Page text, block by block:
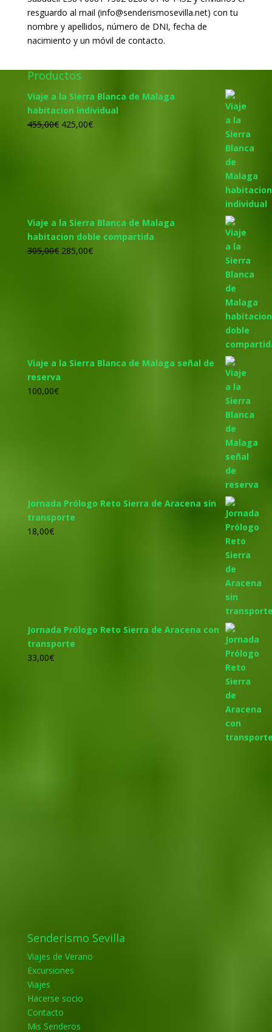
resguardo al mail (info@senderismosevilla.net) con tu
nombre y apellidos, número de DNI, fecha de
nacimiento y un móvil de contacto.
Productos
Viaje a la Sierra Blanca de Malaga
habitacion individual
455,00€ El
425,00€El
Viaje a la Sierra Blanca de Malaga
habitacion doble compartida
305,00€ El
285,00€El
Viaje a la Sierra Blanca de Malaga señal de
reserva
100,00€
Jornada Prólogo Reto Sierra de Aracena sin
transporte
18,00€
Jornada Prólogo Reto Sierra de Aracena con
transporte
33,00€
Senderismo Sevilla
Viajes de Verano
Excursiones
Viajes
Hacerse socio
Contacto
Mis Senderos